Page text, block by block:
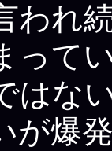
われ
って
はな
が爆